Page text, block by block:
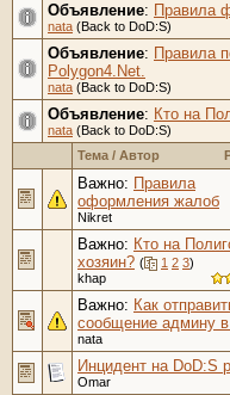
Объявление: Правила
nata (Back to DoD:S)
Объявление: Правила
Polygon4.Net.
nata (Back to DoD:S)
Объявление: Кто на
nata (Back to DoD:S)
Тема / Автор
Важно: Правила
оформления жалоб
Nikret
Важно: Кто на
хозяин? ( 1 2 3)
khap
Важно: Как
сообщение админу в
nata
Инцидент на DoD:S
Omar